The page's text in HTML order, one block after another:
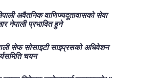
अवैतनिक वाणिज्यदूतावासको सेवा
नेपाली प्रभावित हुने
सेफ सोसाइटी साइप्रसको अधिवेशन
चयन